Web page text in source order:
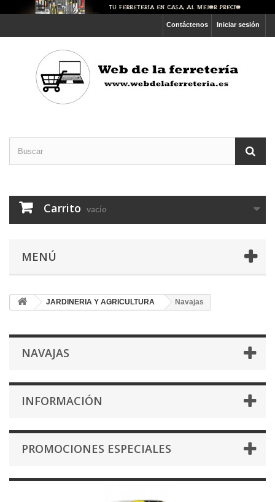
Iniciar sesión
Contáctenos
Carrito vacío
MENÚ
JARDINERIA Y AGRICULTURA Navajas
NAVAJAS
INFORMACIÓN
PROMOCIONES ESPECIALES